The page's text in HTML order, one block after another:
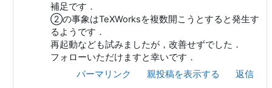
補足です．
②の事象はTeXWorksを複数開こうとすると発生す
るようです．
再起動なども試みましたが，改善せずでした．
フォローいただけますと幸いです．
パーマリンク
親投稿を表示する 返信